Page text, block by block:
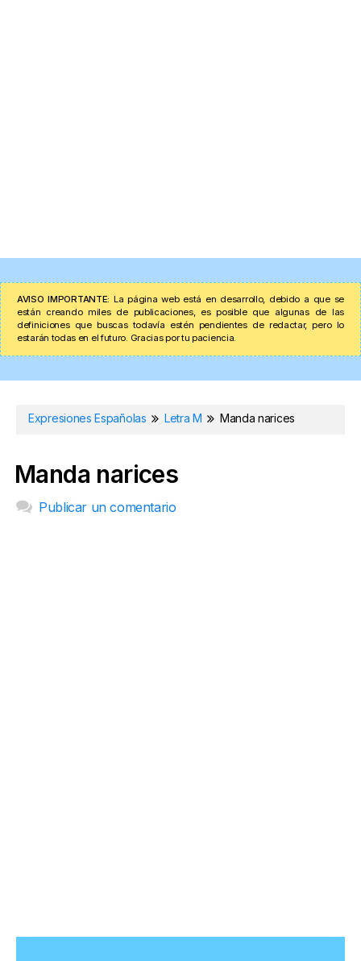
AVISO IMPORTANTE: La página web está en desarrollo, debido a que se
están creando miles de publicaciones, es posible que algunas de las
definiciones que buscas todavía estén pendientes de redactar, pero lo
estarán todas en el futuro. Gracias por tu paciencia.
Expresiones Españolas Letra M Manda narices
Manda narices
Publicar un comentario